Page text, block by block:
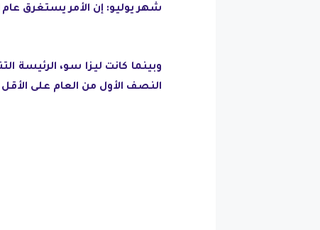
شهر يوليو: إن الأمر يستغرق
النصف الأول من العام على